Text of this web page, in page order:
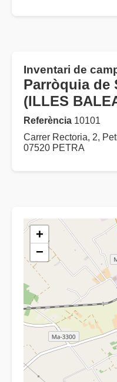
Inventari de
Parròquia de
(ILLES
Referència 10101
Carrer Rectoria, 2,
07520 PETRA
+
−